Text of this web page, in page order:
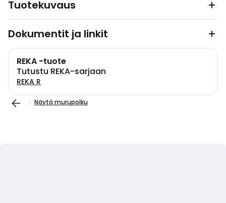
Tuotekuvaus
Dokumentit ja linkit
REKA -tuote
Tutustu REKA-sarjaan
REKA R
Näytä murupolku